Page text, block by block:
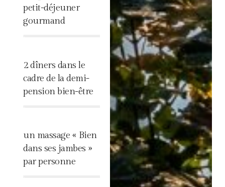
petit-déjeuner
gourmand
2 dîners dans le
cadre de la demi-
pension bien-être
un massage « Bien
dans ses jambes »
par personne